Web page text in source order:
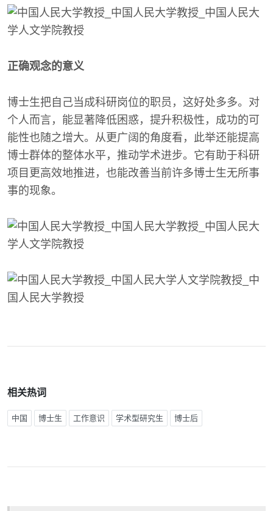
正确观念的意义
博士生把自己当成科研岗位的职员，这好处多多。对
个人而言，能显著降低困惑，提升积极性，成功的可
能性也随之增大。从更广阔的角度看，此举还能提高
博士群体的整体水平，推动学术进步。它有助于科研
项目更高效地推进，也能改善当前许多博士生无所事
事的现象。
相关热词
中国 博士生 工作意识 学术型研究生 博士后